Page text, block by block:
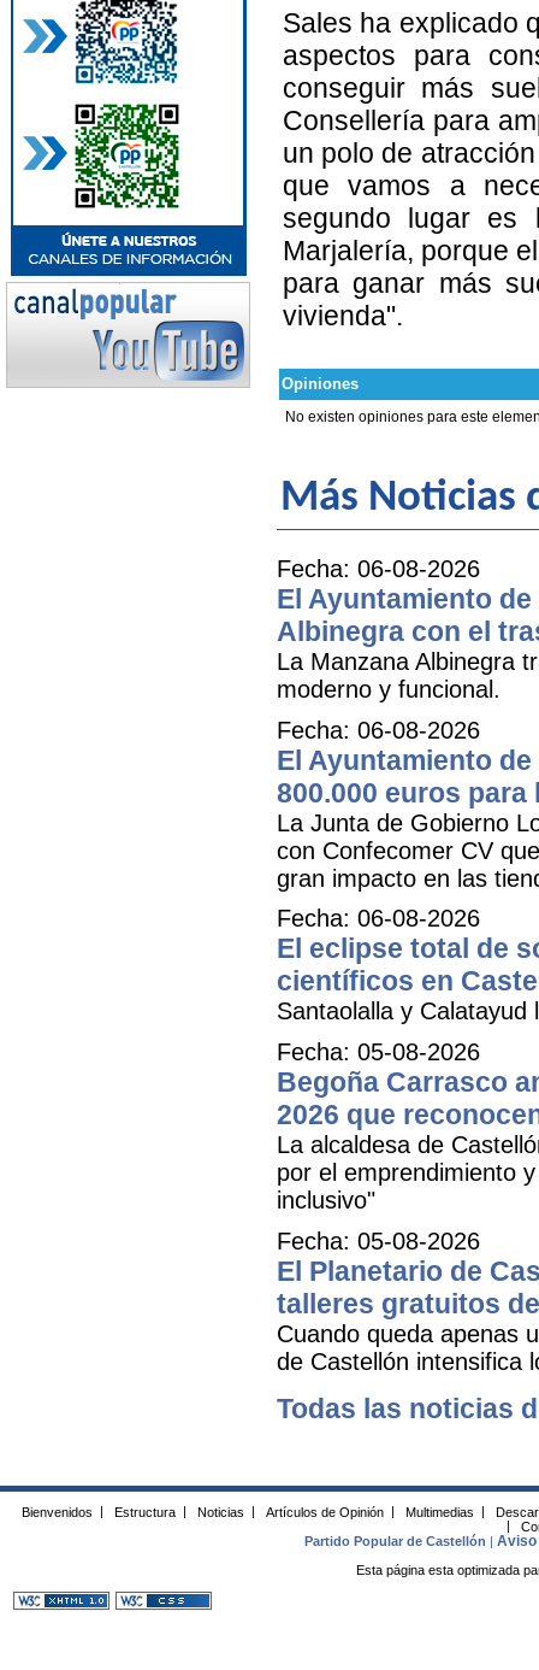
Sales ha explicado
aspectos para
conseguir más
Consellería para
un polo de
que vamos a
segundo lugar es
Marjalería, porque
para ganar más
vivienda".
Opiniones
No existen opiniones para este
Más Noticias
Fecha: 06-08-2026
El Ayuntamiento
Albinegra con el
La Manzana Albinegra
moderno y funcional.
Fecha: 06-08-2026
El Ayuntamiento
800.000 euros
La Junta de Gobierno
con Confecomer CV
gran impacto en las
Fecha: 06-08-2026
El eclipse total de
científicos en
Santaolalla y Calatayud
Fecha: 05-08-2026
Begoña Carrasco
2026 que
La alcaldesa de
por el emprendimiento
inclusivo"
Fecha: 05-08-2026
El Planetario de
talleres gratuitos
Cuando queda apenas
de Castellón intensifica
Todas las noticias
Bienvenidos Estructura Noticias Artículos de Opinión Multimedias
Partido Popular de Castellón
|Aviso
Esta página esta optimizada